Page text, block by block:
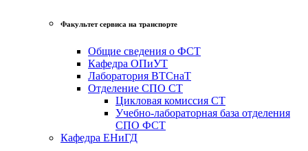
Факультет сервиса на транспорте
Общие сведения о ФСТ
Кафедра ОПиУТ
Лаборатория ВТСнаТ
Отделение СПО СТ
Цикловая комиссия СТ
Учебно-лабораторная база отделения
СПО ФСТ
Кафедра ЕНиГД